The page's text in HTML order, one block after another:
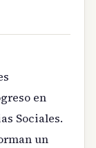
en
Sociales.
un